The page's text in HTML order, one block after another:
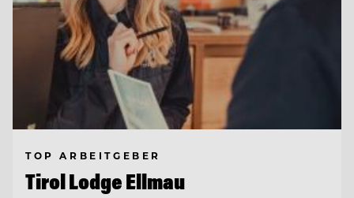
TOP ARBEITGEBER
Tirol Lodge Ellmau